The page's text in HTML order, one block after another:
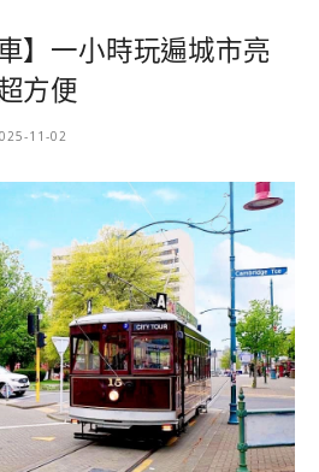
】一小時玩遍城市亮
方便
11-02